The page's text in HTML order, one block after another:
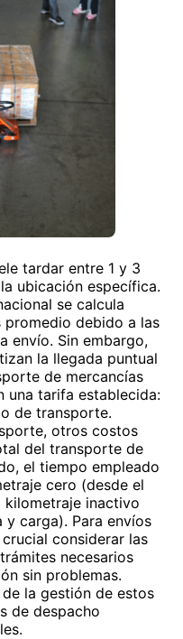
tardar entre 1 y 3
ubicación específica.
se calcula
promedio debido a las
envío. Sin embargo,
la llegada puntual
de mercancías
una tarifa establecida:
de transporte.
otros costos
del transporte de
el tiempo empleado
cero (desde el
kilometraje inactivo
carga). Para envíos
considerar las
necesarios
sin problemas.
la gestión de estos
de despacho